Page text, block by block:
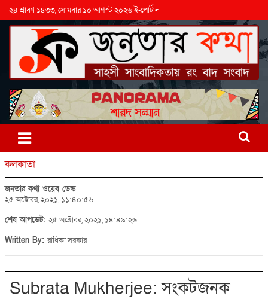
২৪ শ্রাবণ ১৪৩৩, সোমবার ১০ আগস্ট ২০২৬ ই-পোর্টাল
কলকাতা
জনতার কথা ওয়েব ডেস্ক
২৫ অক্টোবর, ২০২১, ১১:৪০:৫৬
শেষ আপডেট: ২৫ অক্টোবর, ২০২১, ১৪:৪৯:২৬
Written By:রাধিকা সরকার
Subrata Mukherjee: সংকটজনক